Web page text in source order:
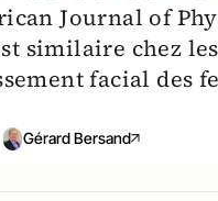
Journal of
similaire chez
facial des
Gérard Bersand